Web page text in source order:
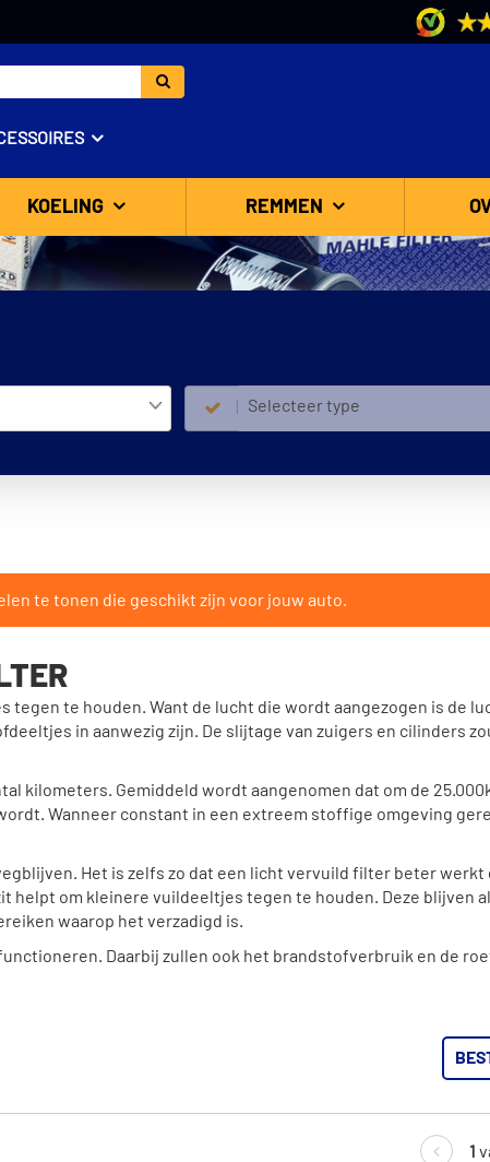
KOELING REMMEN
Selecteer type
te tonen die geschikt zijn voor jouw auto.
te houden. Want de lucht die wordt aangezogen is de
in aanwezig zijn. De slijtage van zuigers en cilinders
kilometers. Gemiddeld wordt aangenomen dat om de
Wanneer constant in een extreem stoffige omgeving
Het is zelfs zo dat een licht vervuild filter beter werkt
om kleinere vuildeeltjes tegen te houden. Deze blijven
waarop het verzadigd is.
Daarbij zullen ook het brandstofverbruik en de
1